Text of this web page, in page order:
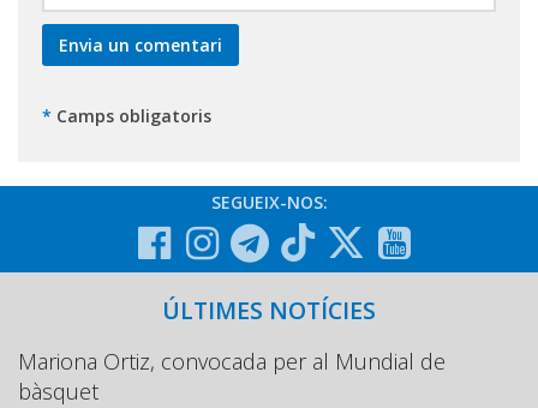
* Camps obligatoris
SEGUEIX-NOS:
ÚLTIMES NOTÍCIES
Mariona Ortiz, convocada per al Mundial de
bàsquet